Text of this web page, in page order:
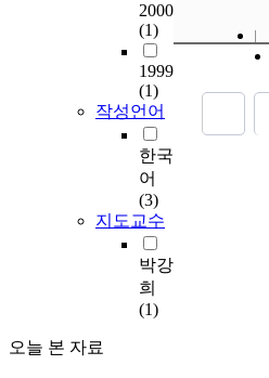
2000
(1)
1999
(1)
작성언어
한국
어
(3)
지도교수
박강
희
(1)
오늘 본 자료